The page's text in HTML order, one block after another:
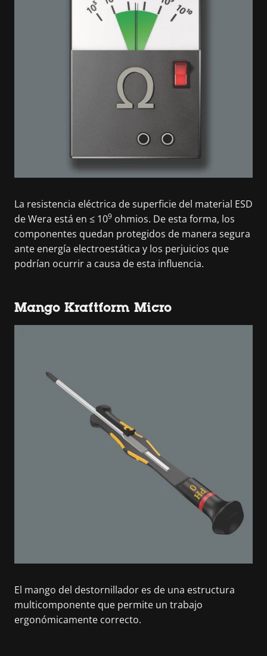
La resistencia eléctrica de superficie del material ESD
de Wera está en ≤ 109 ohmios. De esta forma, los
componentes quedan protegidos de manera segura
ante energía electroestática y los perjuicios que
podrían ocurrir a causa de esta influencia.
Mango Kraftform Micro
El mango del destornillador es de una estructura
multicomponente que permite un trabajo
ergonómicamente correcto.